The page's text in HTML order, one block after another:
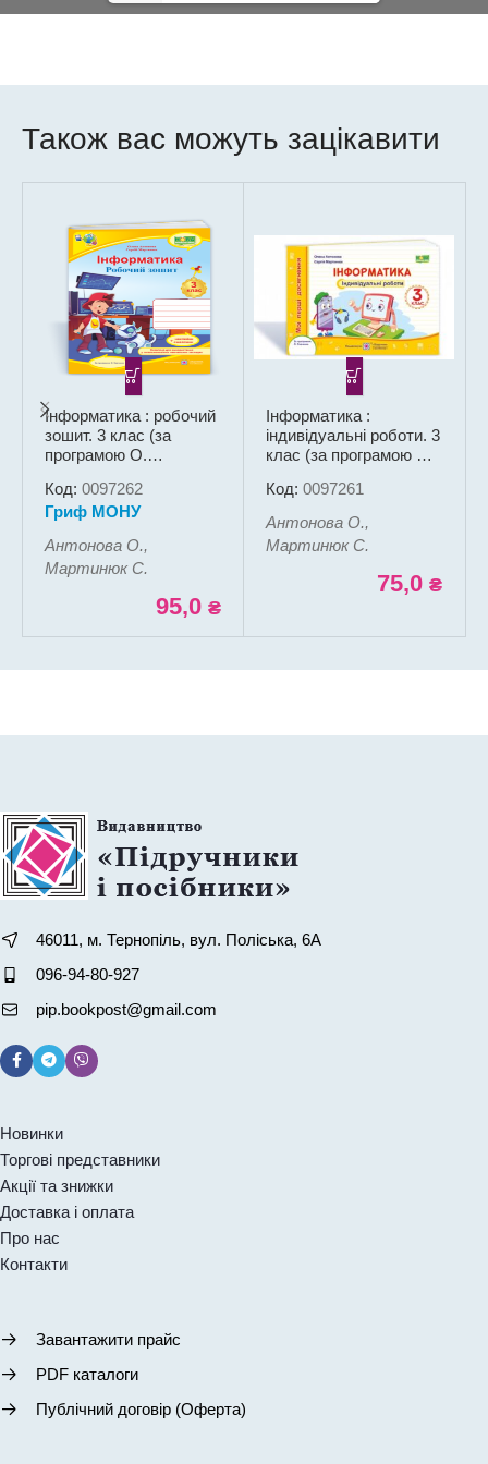
Також вас можуть зацікавити
Інформатика : робочий
зошит. 3 клас (за
програмою О.
Код: 0097262
Гриф МОНУ
Антонова О.,
Мартинюк С.
95,0 ₴
Інформатика :
індивідуальні роботи. 3
клас (за програмою О.
Код: 0097261
Антонова О.,
Мартинюк С.
75,0 ₴
46011, м. Тернопіль, вул. Поліська, 6А
096-94-80-927
pip.bookpost@gmail.com
Новинки
Торгові представники
Акції та знижки
Доставка і оплата
Про нас
Контакти
Завантажити прайс
PDF каталоги
Публічний договір (Оферта)